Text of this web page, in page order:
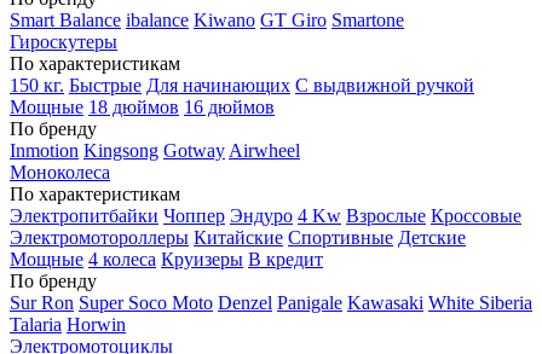
Smart Balance ibalance Kiwano GT Giro Smartone
Гироскутеры
По характеристикам
150 кг. Быстрые Для начинающих С выдвижной ручкой
Мощные 18 дюймов 16 дюймов
По бренду
Inmotion Kingsong Gotway Airwheel
Моноколеса
По характеристикам
Электропитбайки Чоппер Эндуро 4 Kw Взрослые Кроссовые
Электромотороллеры Китайские Спортивные Детские
Мощные 4 колеса Круизеры В кредит
По бренду
Sur Ron Super Soco Moto Denzel Panigale Kawasaki White Siberia
Talaria Horwin
Электромотоциклы